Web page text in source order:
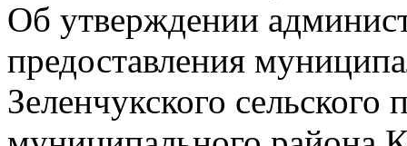
Об утверждении
предоставления
Зеленчукского сельского